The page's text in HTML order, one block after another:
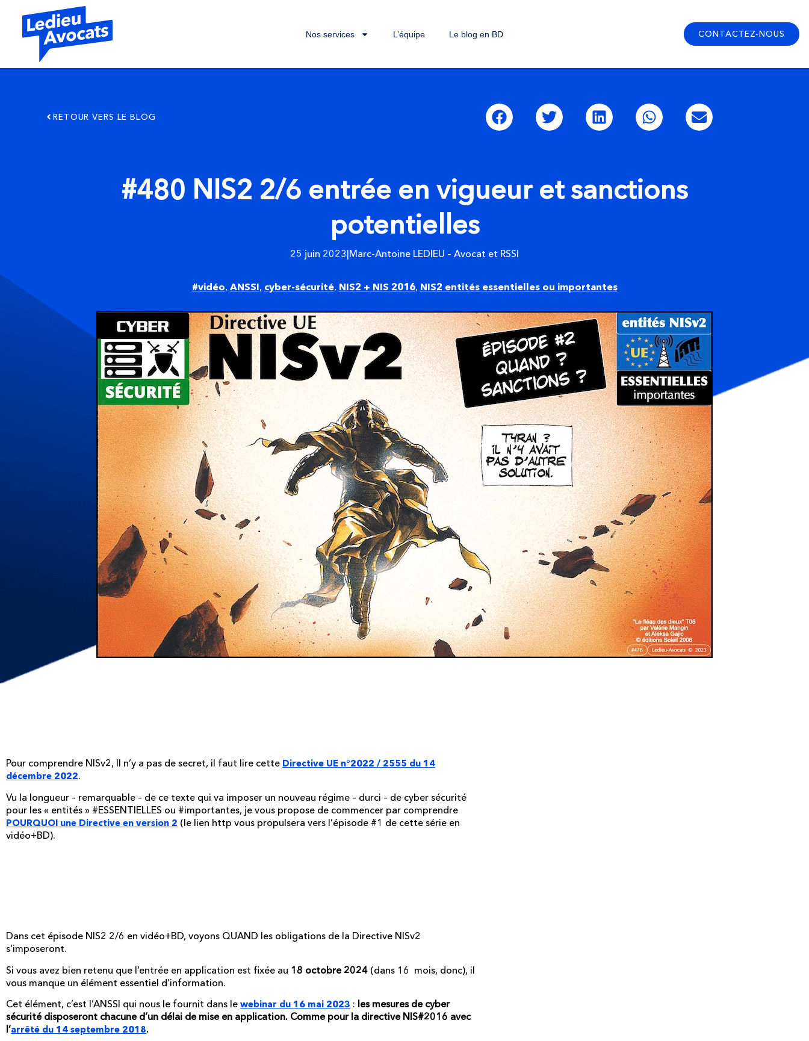
Nos services L’équipe Le blog en BD CONTACTEZ-NOUS
RETOUR VERS LE BLOG
#480 NIS2 2/6 entrée en vigueur et sanctions
potentielles
25 juin 2023|Marc-Antoine LEDIEU – Avocat et RSSI
#vidéo, ANSSI, cyber-sécurité, NIS2 + NIS 2016, NIS2 entités essentielles ou importantes
Pour comprendre NISv2, Il n’y a pas de secret, il faut lire cette Directive UE n°2022 / 2555 du 14
décembre 2022.
Vu la longueur – remarquable – de ce texte qui va imposer un nouveau régime – durci – de cyber sécurité
pour les « entités » #ESSENTIELLES ou #importantes, je vous propose de commencer par comprendre
POURQUOI une Directive en version 2 (le lien http vous propulsera vers l’épisode #1 de cette série en
vidéo+BD).
Dans cet épisode NIS2 2/6 en vidéo+BD, voyons QUAND les obligations de la Directive NISv2
s‘imposeront.
Si vous avez bien retenu que l’entrée en application est fixée au 18 octobre 2024 (dans 16 mois, donc), il
vous manque un élément essentiel d’information.
Cet élément, c’est l’ANSSI qui nous le fournit dans le webinar du 16 mai 2023 : les mesures de cyber
sécurité disposeront chacune d’un délai de mise en application. Comme pour la directive NIS#2016 avec
l’arrêté du 14 septembre 2018.